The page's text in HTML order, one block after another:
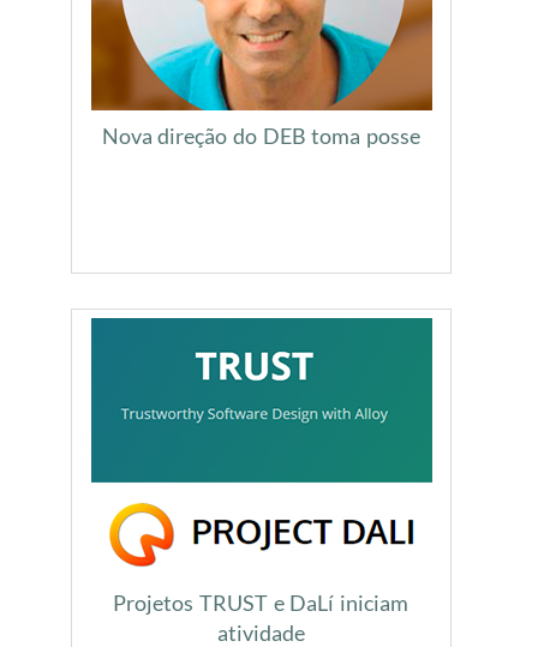
Nova direção do DEB toma posse
Projetos TRUST e DaLí iniciam
atividade